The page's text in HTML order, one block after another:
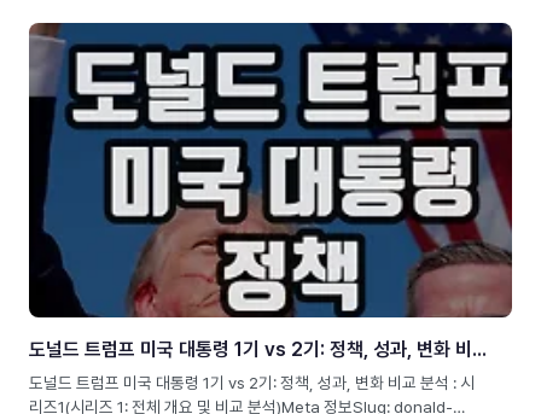
중국 무역 전쟁 등 주요 이슈를 다룹니다.Alt text image: 트럼프 2기 경
제 정책과 글로벌 경제 변화트럼프 대통령 2기의 경제 정책: 미국 경제의
방향성도널드 트럼프(Donald J. Trump)는 2024년 대선에서 승리하
며 미국 역사상 두 번째 비연속 임기를 가진 대통령이 되었습니다. 그의 2
기(202..
도널드 트럼프 미국 대통령 1기 vs 2기: 정책, 성과, 변화 비교 분석 : 시리즈1
도널드 트럼프 미국 대통령 1기 vs 2기: 정책, 성과, 변화 비교 분석 : 시
리즈1(시리즈 1: 전체 개요 및 비교 분석)Meta 정보Slug: donald-